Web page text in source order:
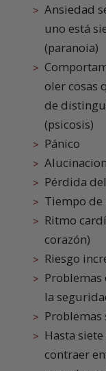
Ansiedad
uno está
(paranoia)
oler cosas
de
(psicosis)
Pánico
Pérdida
Tiempo
Ritmo
corazón)
Riesgo
la
Problemas
Hasta
contraer